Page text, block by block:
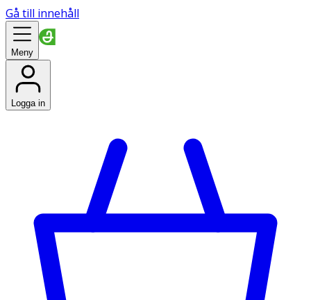
Gå till innehåll
Meny
Logga in